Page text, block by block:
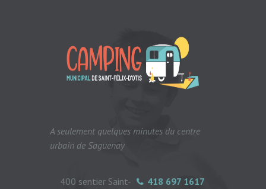
A seulement quelques minutes du centre
urbain de Saguenay
418 697 1617
400 sentier Saint-